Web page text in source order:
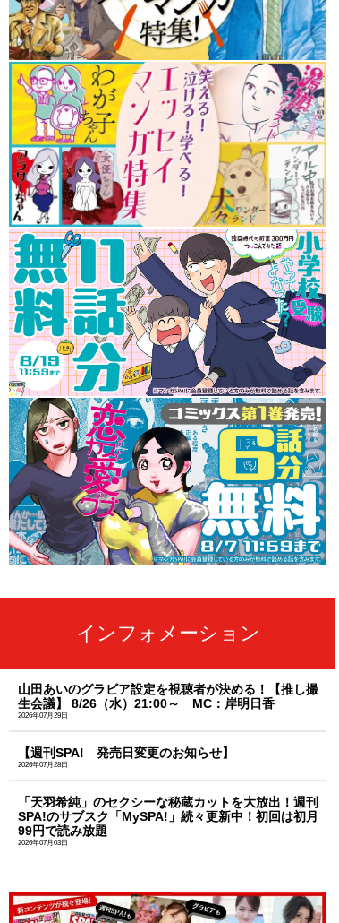
インフォメーション
山田あいのグラビア設定を視聴者が決める！【推し撮
生会議】 8/26（水）21:00～ MC：岸明日香
2026年07月29日
【週刊SPA! 発売日変更のお知らせ】
2026年07月28日
「天羽希純」のセクシーな秘蔵カットを大放出！週刊
SPA!のサブスク「MySPA!」続々更新中！初回は初月
99円で読み放題
2026年07月03日